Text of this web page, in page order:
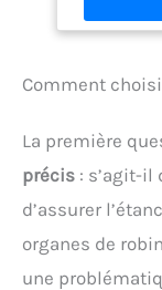
ARRONDI
embout
raccord.
simple
Comment
La première
précis : s’agit-il
d’assurer
organes de
une